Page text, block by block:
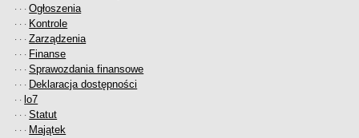
· · ·Ogłoszenia
· · · Kontrole
· · ·Zarządzenia
· · · Finanse
· · ·Sprawozdania finansowe
· · · Deklaracja dostępności
· · lo7
· · ·Statut
· · · Majątek